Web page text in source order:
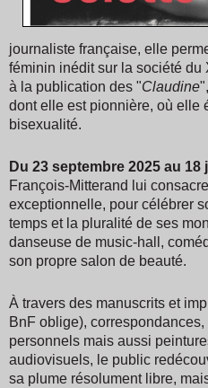
journaliste française, elle
féminin inédit sur la société
à la publication des "Claudine
dont elle est pionnière, où elle
bisexualité.
Du 23 septembre 2025 au 18
François-Mitterand lui
exceptionnelle, pour célébrer
temps et la pluralité de ses
danseuse de music-hall,
son propre salon de beauté.
À travers des manuscrits et
BnF oblige),
personnels mais aussi
audiovisuels, le public
sa plume résolument libre,